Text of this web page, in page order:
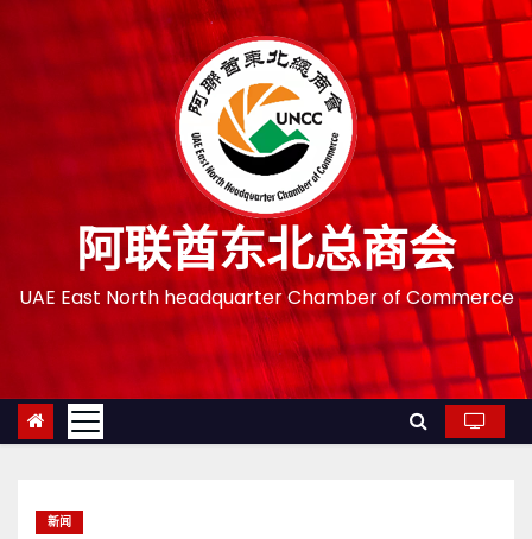
阿联酋东北总商会
UAE East North headquarter Chamber of Commerce
新闻